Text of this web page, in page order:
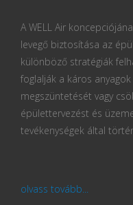
A WELL Air
levegő biztosítása az
különböző stratégiák
foglalják a káros
megszüntetését vagy
épülettervezést és
tevékenységek által
olvass tovább...